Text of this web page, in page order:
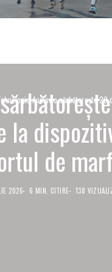
Aumovio sărbătorește
marfă
la
de
2026 6 MIN. CITIRE 138